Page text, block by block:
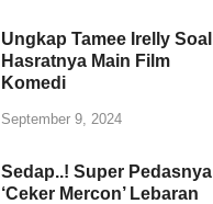
Ungkap Tamee Irelly Soal
Hasratnya Main Film
Komedi
September 9, 2024
Sedap..! Super Pedasnya
‘Ceker Mercon’ Lebaran